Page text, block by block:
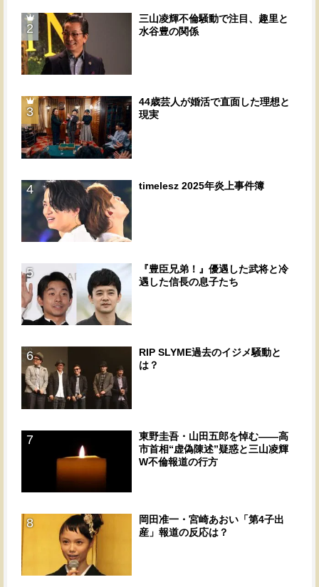
2
三山凌輝不倫騒動で注目、趣里と
水谷豊の関係
3
44歳芸人が婚活で直面した理想と
現実
4 timelesz 2025年炎上事件簿
5
『豊臣兄弟！』優遇した武将と冷
遇した信長の息子たち
6
RIP SLYME過去のイジメ騒動と
は？
7
東野圭吾・山田五郎を悼む――高
市首相“虚偽陳述”疑惑と三山凌輝
W不倫報道の行方
8
岡田准一・宮崎あおい「第4子出
産」報道の反応は？